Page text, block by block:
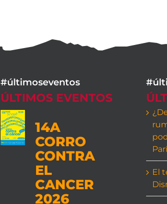
#últimoseventos
ÚLTIMOS EVENTOS
14A
CORRO
CONTRA
EL
CANCER
2026
El